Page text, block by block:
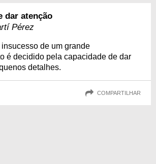
dar atenção
Pérez
de um grande
é decidido pela capacidade de dar
detalhes.
COMPARTILHAR